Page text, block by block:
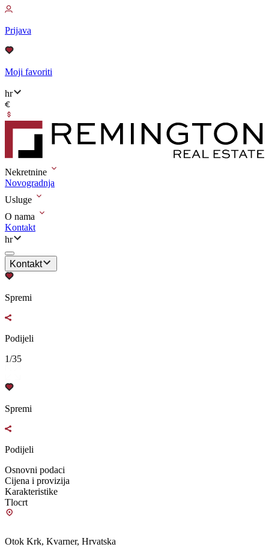
Prijava
Moji favoriti
hr
Nekretnine
Novogradnja
Usluge
O nama
Kontakt
hr
Kontakt
Spremi
Podijeli
1/35
Spremi
Podijeli
Osnovni podaci
Cijena i provizija
Karakteristike
Tlocrt
Otok Krk, Kvarner, Hrvatska